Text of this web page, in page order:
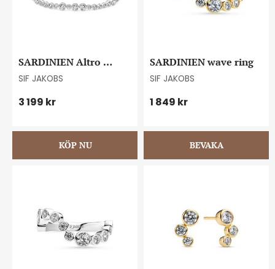
SARDINIEN Altro
bracelet
SIF JAKOBS
3 199 kr
SARDINIEN wave ring
SIF JAKOBS
1 849 kr